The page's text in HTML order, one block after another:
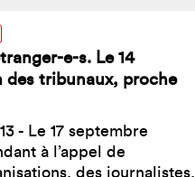
e-s. Le 14
des tribunaux, proche
- Le 17 septembre
à l’appel de
des journalistes,